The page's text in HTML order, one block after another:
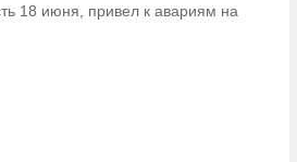
18 июня, привел к авариям на